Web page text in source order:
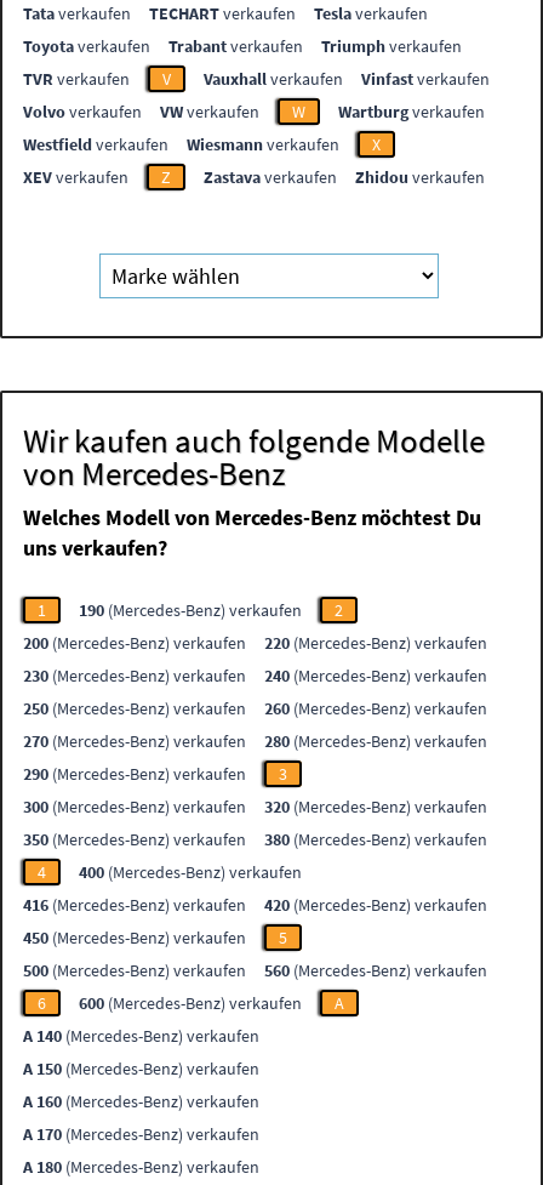
Tataverkaufen TECHARTverkaufen Teslaverkaufen
Toyotaverkaufen Trabantverkaufen Triumphverkaufen
TVR verkaufen V Vauxhallverkaufen Vinfastverkaufen
Volvoverkaufen VWverkaufen W Wartburgverkaufen
Westfieldverkaufen Wiesmannverkaufen
X
XEVverkaufen Z Zastavaverkaufen Zhidou verkaufen
Wir kaufen auch folgende Modelle
von Mercedes-Benz
Welches Modell von Mercedes-Benz möchtest Du
uns verkaufen?
1 190 (Mercedes-Benz) verkaufen
2
200 (Mercedes-Benz) verkaufen 220 (Mercedes-Benz) verkaufen
230 (Mercedes-Benz) verkaufen 240 (Mercedes-Benz) verkaufen
250 (Mercedes-Benz) verkaufen 260 (Mercedes-Benz) verkaufen
270 (Mercedes-Benz) verkaufen 280 (Mercedes-Benz) verkaufen
290 (Mercedes-Benz) verkaufen
3
300 (Mercedes-Benz) verkaufen 320 (Mercedes-Benz) verkaufen
350 (Mercedes-Benz) verkaufen 380 (Mercedes-Benz) verkaufen
4
400 (Mercedes-Benz) verkaufen
416 (Mercedes-Benz) verkaufen 420 (Mercedes-Benz) verkaufen
450 (Mercedes-Benz) verkaufen
5
500 (Mercedes-Benz) verkaufen 560 (Mercedes-Benz) verkaufen
6
600 (Mercedes-Benz) verkaufen
A
A 140 (Mercedes-Benz) verkaufen
A 150 (Mercedes-Benz) verkaufen
A 160 (Mercedes-Benz) verkaufen
A 170 (Mercedes-Benz) verkaufen
A 180 (Mercedes-Benz) verkaufen